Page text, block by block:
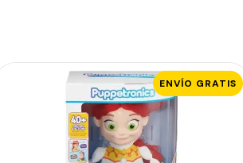
ENVÍO GRATIS